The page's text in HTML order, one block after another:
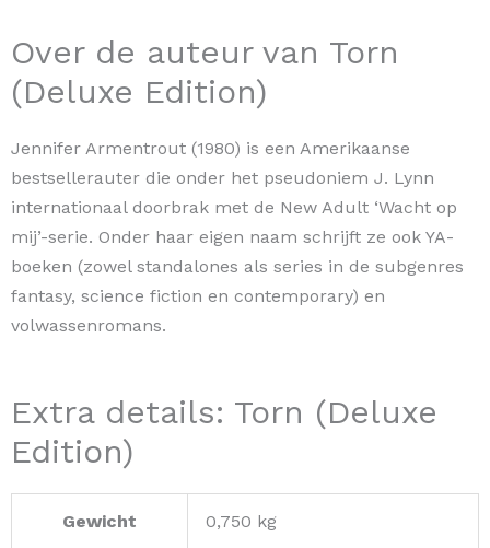
Over de auteur van Torn
(Deluxe Edition)
Jennifer Armentrout (1980) is een Amerikaanse
bestsellerauter die onder het pseudoniem J. Lynn
internationaal doorbrak met de New Adult ‘Wacht op
mij’-serie. Onder haar eigen naam schrijft ze ook YA-
boeken (zowel standalones als series in de subgenres
fantasy, science fiction en contemporary) en
volwassenromans.
Extra details: Torn (Deluxe
Edition)
Gewicht 0,750 kg